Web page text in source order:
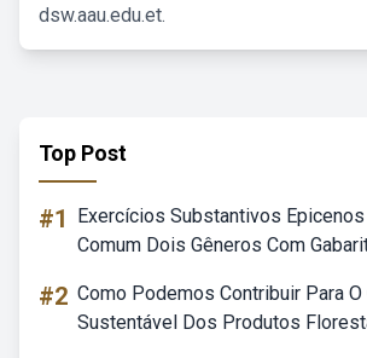
dsw.aau.edu.et.
Top Post
#1
Exercícios Substantivos
Comum Dois Gêneros Com
#2 Como Podemos Contribuir Para
Sustentável Dos Produtos